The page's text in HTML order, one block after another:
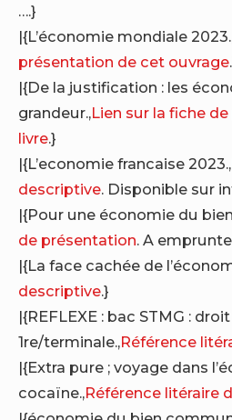
….}
|{L’économie mondiale
présentation de cet ouvrage
|{De la justification : les
grandeur.,Lien sur la fiche
livre.}
|{L’economie francaise 2023.,
descriptive. Disponible sur
|{Pour une économie du
de présentation. A
|{La face cachée de
descriptive.}
|{REFLEXE : bac STMG :
1re/terminale.,Référence
|{Extra pure ; voyage dans
cocaïne.,Référence litéraire